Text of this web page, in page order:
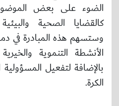
الضوء على بعض
كالقضايا الصحية
وستسهم هذه المبادرة في
الأنشطة التنموية
بالإضافة لتفعيل المسؤولية
الكرة.